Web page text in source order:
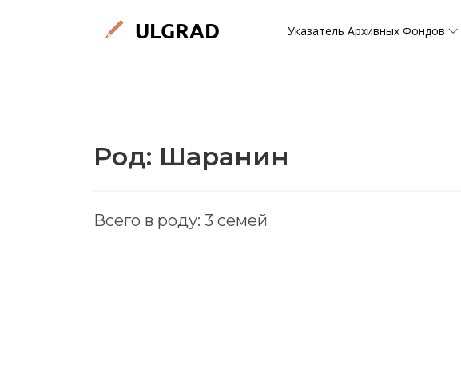
Указатель Архивных Фондов
Род: Шаранин
Всего в роду: 3 семей